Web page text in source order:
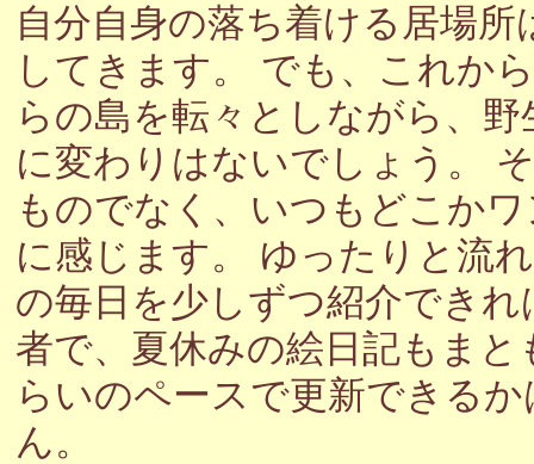
自分自身の落ち着ける居場
してきます。 でも、これか
らの島を転々としながら、
に変わりはないでしょう。
ものでなく、いつもどこか
に感じます。 ゆったりと流
の毎日を少しずつ紹介でき
者で、夏休みの絵日記もま
らいのペースで更新できる
ん。